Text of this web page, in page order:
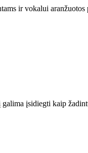
ir vokalui aranžuotos
įsidiegti kaip